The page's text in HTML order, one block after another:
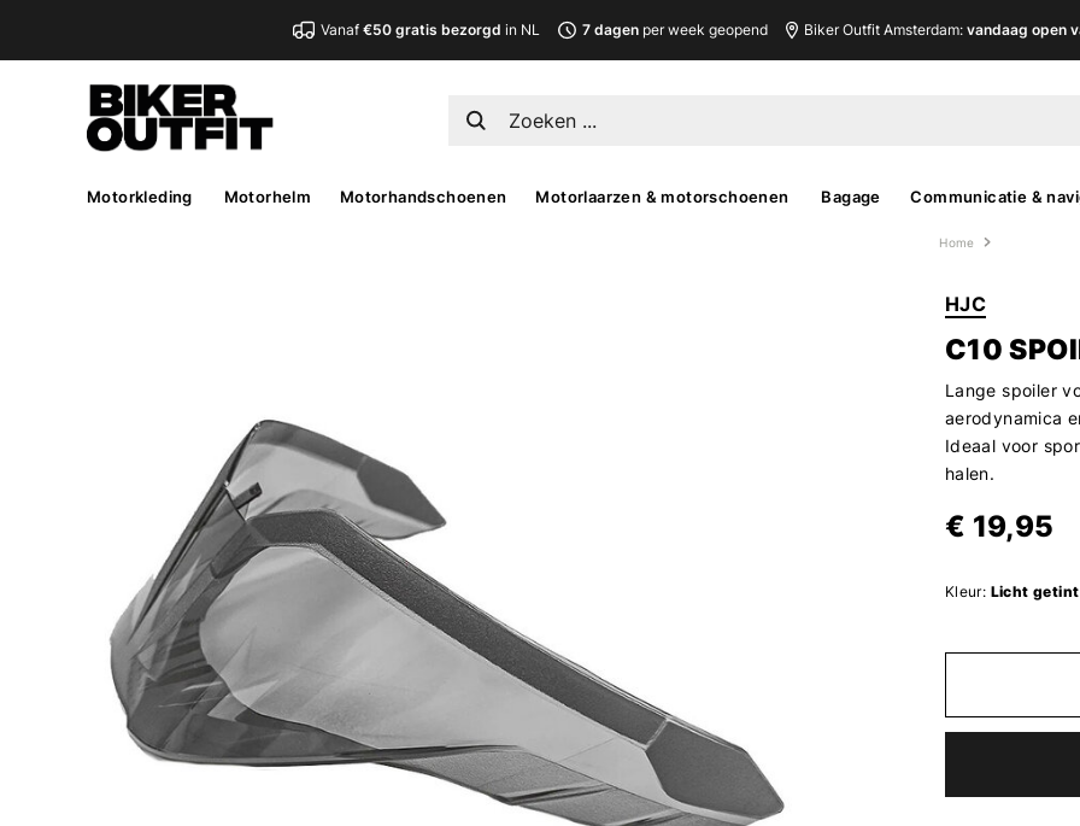
Vanaf€50 gratis bezorgd in NL 7 dagenper week geopend Biker Outfit Amsterdam: vandaag open
Motorkleding Motorhelm Motorhandschoenen Motorlaarzen & motorschoenen Bagage Communicatie &
Home
HJC
C10
Lange spoiler
aerodynamica
Ideaal voor
halen.
€ 19,95
Kleur: Licht getint